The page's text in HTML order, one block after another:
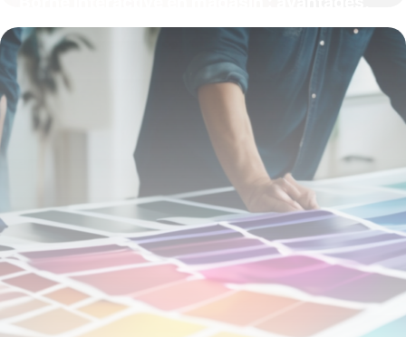
usages & prix
16 mars 2026